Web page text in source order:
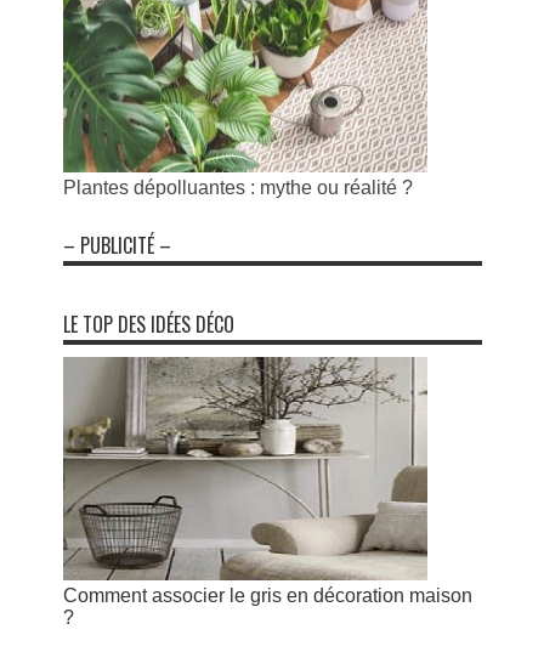
Plantes dépolluantes : mythe ou réalité ?
– PUBLICITÉ –
LE TOP DES IDÉES DÉCO
Comment associer le gris en décoration maison
?